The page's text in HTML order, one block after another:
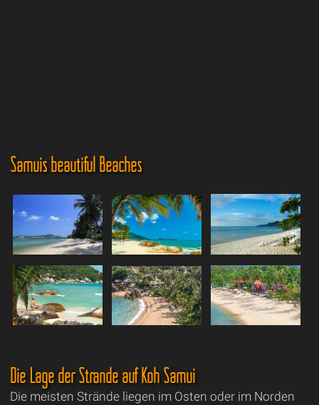
Samuis beautiful Beaches
Die Lage der Strände auf Koh Samui
Die meisten Strände liegen im Osten oder im Norden